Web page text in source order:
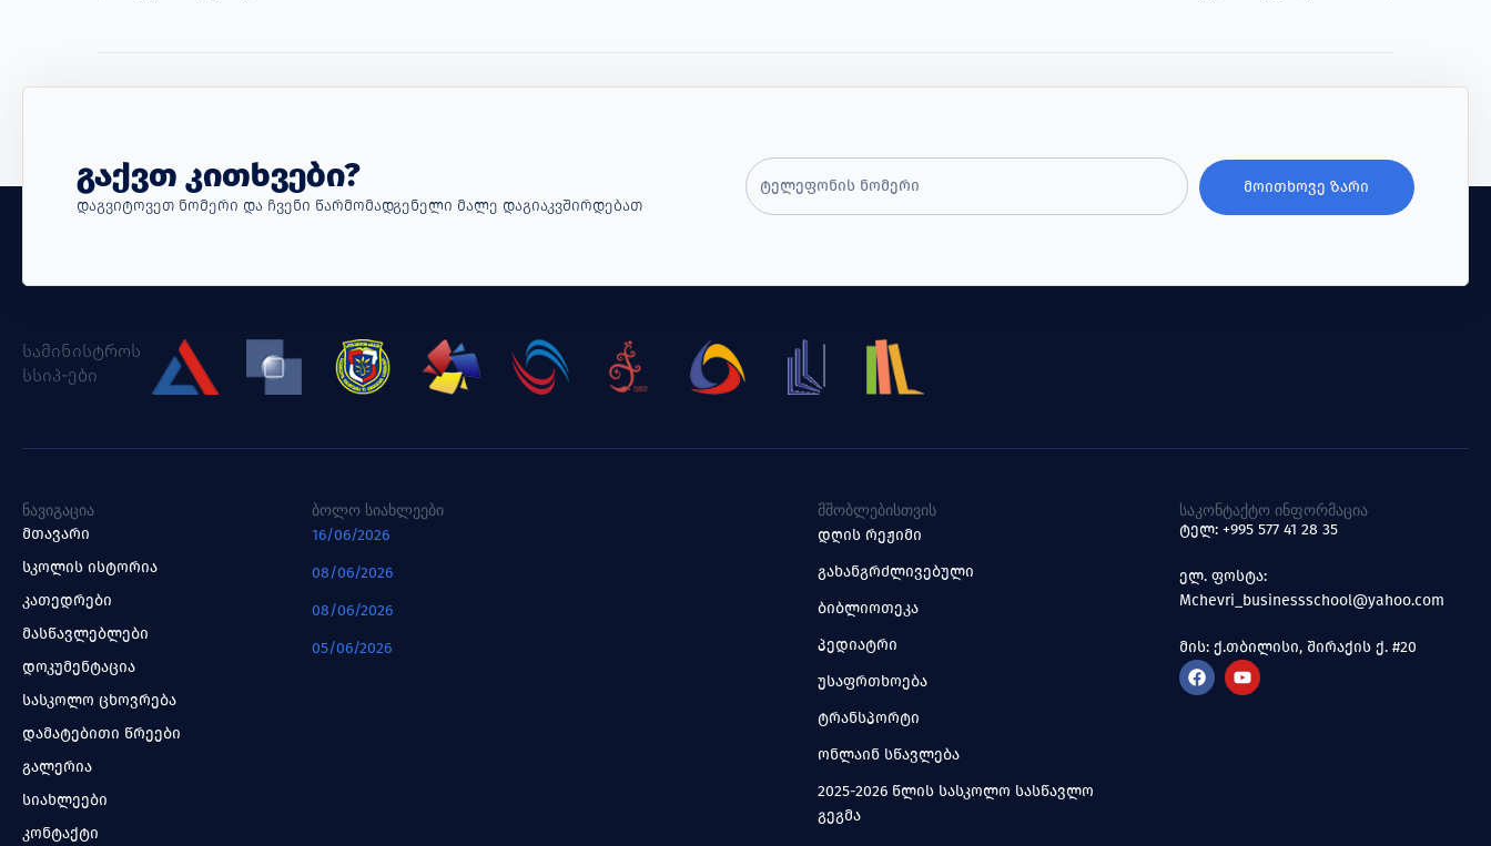
Გაქვთ Კითხვები?
Დაგვიტოვეთ Ნომერი Და Ჩვენი Წარმომადგენელი Მალე Დაგიაკვშირდებათ
ᲛᲝᲘᲗᲮᲝᲕᲔ ᲖᲐᲠᲘ
სამინისტროს
სსიპ-ები
ᲜᲐᲕᲘᲒᲐᲪᲘᲐ
მთავარი
სკოლის ისტორია
კათედრები
მასწავლებლები
დოკუმენტაცია
სასკოლო ცხოვრება
დამატებითი წრეები
გალერია
სიახლეები
კონტაქტი
ᲑᲝᲚᲝ ᲡᲘᲐᲮᲚᲔᲔᲑᲘ
16/06/2026
08/06/2026
08/06/2026
05/06/2026
ᲛᲨᲝᲑᲚᲔᲑᲘᲡᲗᲕᲘᲡ
დღის რეჟიმი
გახანგრძლივებული
ბიბლიოთეკა
პედიატრი
უსაფრთხოება
ტრანსპორტი
ონლაინ სწავლება
2025-2026 წლის სასკოლო სასწავლო
გეგმა
ᲡᲐᲙᲝᲜᲢᲐᲥᲢᲝ ᲘᲜᲤᲝᲠᲛᲐᲪᲘᲐ
ტელ: +995 577 41 28 35
ელ. ფოსტა:
Mchevri_businessschool@yahoo.com
მის: ქ.თბილისი, შირაქის ქ. #20